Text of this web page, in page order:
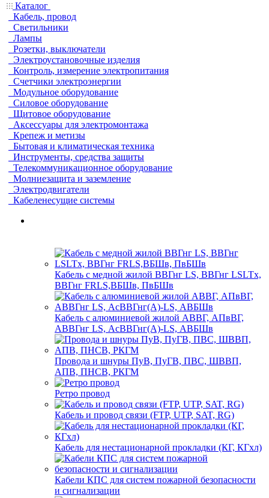
Каталог
Кабель, провод
Светильники
Лампы
Розетки, выключатели
Электроустановочные изделия
Контроль, измерение электропитания
Счетчики электроэнергии
Модульное оборудование
Силовое оборудование
Щитовое оборудование
Аксессуары для электромонтажа
Крепеж и метизы
Бытовая и климатическая техника
Инструменты, средства защиты
Телекоммуникационное оборудование
Молниезащита и заземление
Электродвигатели
Кабеленесущие системы
Кабель с медной жилой ВВГнг LS, ВВГнг LSLTx,
ВВГнг FRLS,ВБШв, ПвБШв
Кабель с алюминиевой жилой АВВГ, АПвВГ,
АВВГнг LS, АсВВГнг(А)-LS, АВБШв
Провода и шнуры ПуВ, ПуГВ, ПВС, ШВВП,
АПВ, ПНСВ, РКГМ
Ретро провод
Кабель и провод связи (FTP, UTP, SAT, RG)
Кабель для нестационарной прокладки (КГ, КГхл)
Кабели КПС для систем пожарной безопасности
и сигнализации